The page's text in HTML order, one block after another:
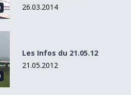
26.03.2014
Les Infos du 21.05.12
21.05.2012